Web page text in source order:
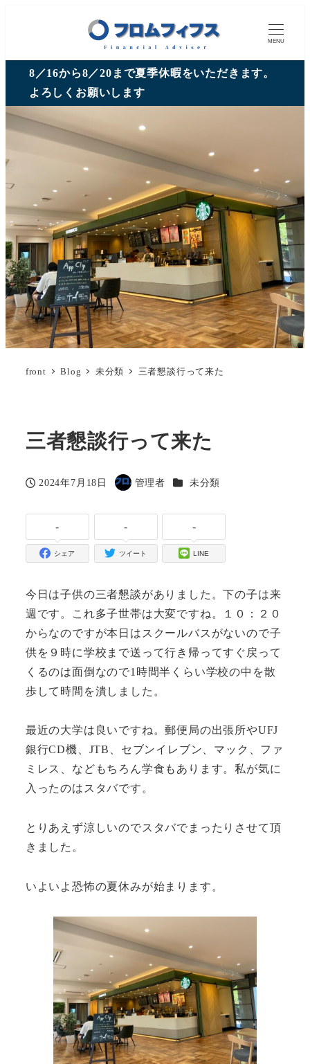
MENU
8／16から8／20まで夏季休暇をいただきます。
よろしくお願いします
front Blog 未分類 三者懇談行って来た
三者懇談行って来た
投稿日
2024年7月18日
著
管理者 カテゴリー
未分類
-
シェア
-
ツイート
-
LINE
今日は子供の三者懇談がありました。下の子は来
週です。これ多子世帯は大変ですね。１０：２０
からなのですが本日はスクールバスがないので子
供を９時に学校まで送って行き帰ってすぐ戻って
くるのは面倒なので1時間半くらい学校の中を散
歩して時間を潰しました。
最近の大学は良いですね。郵便局の出張所やUFJ
銀行CD機、JTB、セブンイレブン、マック、ファ
ミレス、などもちろん学食もあります。私が気に
入ったのはスタバです。
とりあえず涼しいのでスタバでまったりさせて頂
きました。
いよいよ恐怖の夏休みが始まります。